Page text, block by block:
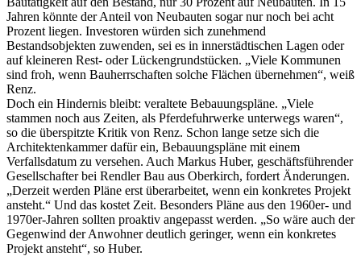
Jahren könnte der Anteil von Neubauten sogar nur noch bei acht
Prozent liegen. Investoren würden sich zunehmend
Bestandsobjekten zuwenden, sei es in innerstädtischen Lagen oder
auf kleineren Rest- oder Lückengrundstücken. „Viele Kommunen
sind froh, wenn Bauherrschaften solche Flächen übernehmen“, weiß
Renz.
Doch ein Hindernis bleibt: veraltete Bebauungspläne. „Viele
stammen noch aus Zeiten, als Pferdefuhrwerke unterwegs waren“,
so die überspitzte Kritik von Renz. Schon lange setze sich die
Architektenkammer dafür ein, Bebauungspläne mit einem
Verfallsdatum zu versehen. Auch Markus Huber, geschäftsführender
Gesellschafter bei Rendler Bau aus Oberkirch, fordert Änderungen.
„Derzeit werden Pläne erst überarbeitet, wenn ein konkretes Projekt
ansteht.“ Und das kostet Zeit. Besonders Pläne aus den 1960er- und
1970er-Jahren sollten proaktiv angepasst werden. „So wäre auch der
Gegenwind der Anwohner deutlich geringer, wenn ein konkretes
Projekt ansteht“, so Huber.